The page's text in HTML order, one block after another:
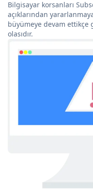
Bilgisayar korsanları
açıklarından
büyümeye devam ettikçe
olasıdır.